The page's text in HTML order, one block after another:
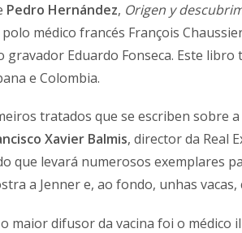
Pedro Hernández, Origen y
médico francés François
gravador Eduardo Fonseca. Este
e Colombia.
tratados que se escriben sobre
Xavier Balmis, director da Real
que levará numerosos exemplares
a Jenner e, ao fondo, unhas
o maior difusor da vacina foi o médico